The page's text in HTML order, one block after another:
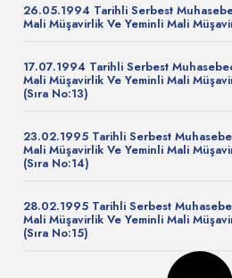
26.05.1994 Tarihli Serbest
Mali Müşavirlik Ve Yeminli Mali
17.07.1994 Tarihli Serbest
Mali Müşavirlik Ve Yeminli Mali
(Sıra No:13)
23.02.1995 Tarihli Serbest
Mali Müşavirlik Ve Yeminli Mali
(Sıra No:14)
28.02.1995 Tarihli Serbest
Mali Müşavirlik Ve Yeminli Mali
(Sıra No:15)